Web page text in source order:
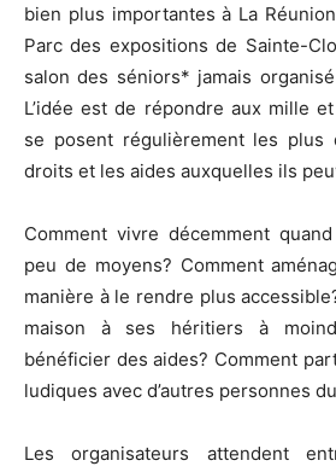
bien plus importantes à La
Parc des expositions de Sainte-
salon des séniors* jamais
L’idée est de répondre aux mille
se posent régulièrement les
droits et les aides auxquelles ils
Comment vivre décemment
peu de moyens? Comment
manière à le rendre plus
maison à ses héritiers à
bénéficier des aides? Comment
ludiques avec d’autres personnes
Les organisateurs attendent